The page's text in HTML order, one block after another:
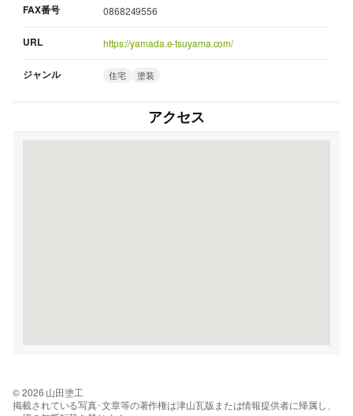
FAX番号 0868249556
URL https://yamada.e-tsuyama.com/
ジャンル 住宅 塗装
アクセス
© 2026 山田塗工
掲載されている写真･文章等の著作権は津山瓦版または情報提供者に帰属し、